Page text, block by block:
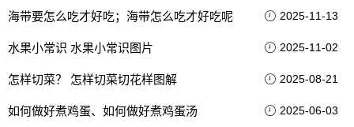
海带要怎么吃才好吃；海带怎么吃才好吃呢 2025-11-13
水果小常识 水果小常识图片 2025-11-02
怎样切菜？ 怎样切菜切花样图解 2025-08-21
如何做好煮鸡蛋、如何做好煮鸡蛋汤 2025-06-03